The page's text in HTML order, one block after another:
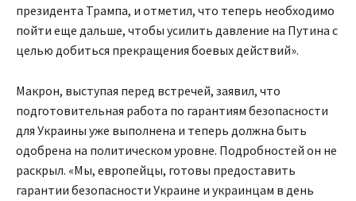
президента Трампа, и отметил, что теперь необходимо
пойти еще дальше, чтобы усилить давление на Путина с
целью добиться прекращения боевых действий».
Макрон, выступая перед встречей, заявил, что
подготовительная работа по гарантиям безопасности
для Украины уже выполнена и теперь должна быть
одобрена на политическом уровне. Подробностей он не
раскрыл. «Мы, европейцы, готовы предоставить
гарантии безопасности Украине и украинцам в день